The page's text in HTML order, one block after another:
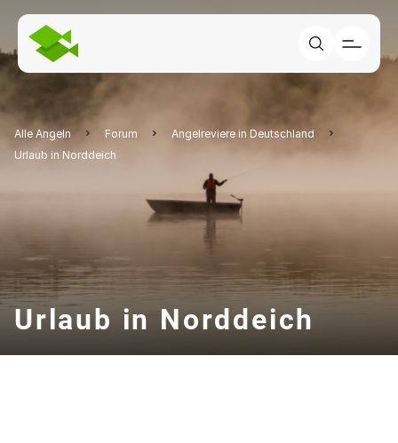
Alle Angeln Forum
Angelreviere in Deutschland
Urlaub in Norddeich
Urlaub in Norddeich